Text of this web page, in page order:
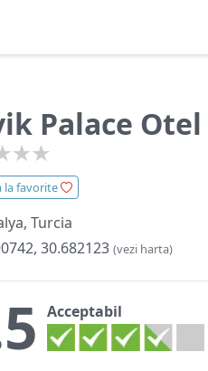
Palace Otel
la favorite
Turcia
30.682123 (vezi harta)
Acceptabil